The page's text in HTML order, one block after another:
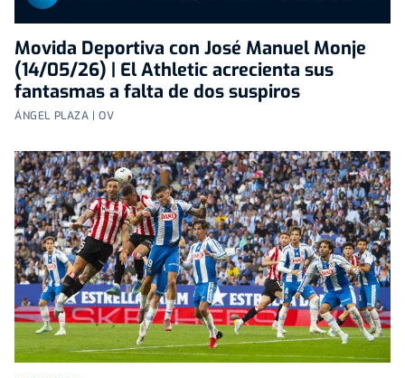
Movida Deportiva con José Manuel Monje
(14/05/26) | El Athletic acrecienta sus
fantasmas a falta de dos suspiros
ÁNGEL PLAZA | OV